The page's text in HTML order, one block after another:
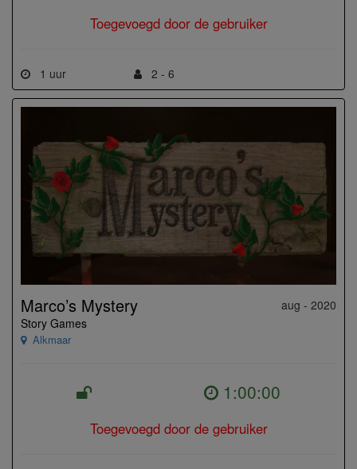
Toegevoegd door de gebruiker
1 uur 2 - 6
Marco’s Mystery
aug - 2020
Story Games
Alkmaar
1:00:00
Toegevoegd door de gebruiker